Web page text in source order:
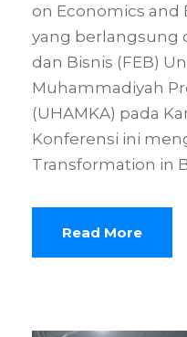
on Economics and
yang berlangsung
dan Bisnis (FEB)
Muhammadiyah
(UHAMKA) pada
Konferensi ini
Transformation in
Read More